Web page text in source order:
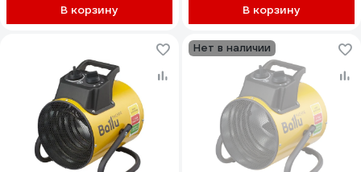
В корзину В корзину
Нет в наличии